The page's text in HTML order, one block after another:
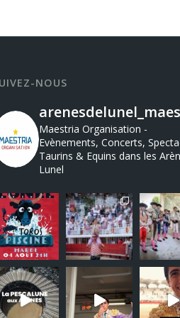
NOUS
Maestria Organisation -
Evènements, Concerts,
Taurins & Equins dans les
Lunel